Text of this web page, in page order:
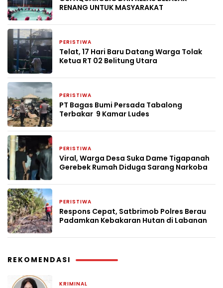
RENANG UNTUK MASYARAKAT
PERISTIWA
Telat, 17 Hari Baru Datang Warga Tolak
Ketua RT 02 Belitung Utara
PERISTIWA
PT Bagas Bumi Persada Tabalong
Terbakar 9 Kamar Ludes
PERISTIWA
Viral, Warga Desa Suka Dame Tigapanah
Gerebek Rumah Diduga Sarang Narkoba
PERISTIWA
Respons Cepat, Satbrimob Polres Berau
Padamkan Kebakaran Hutan di Labanan
REKOMENDASI
KRIMINAL